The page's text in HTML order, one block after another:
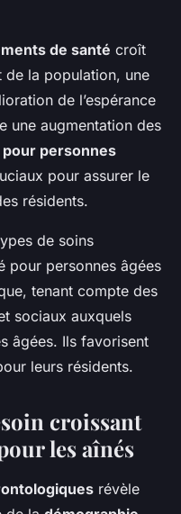
de santé croît
de la population, une
de l’espérance
une augmentation des
personnes
pour assurer le
résidents.
de soins
pour personnes âgées
tenant compte des
sociaux auxquels
âgées. Ils favorisent
leurs résidents.
croissant
les aînés
révèle